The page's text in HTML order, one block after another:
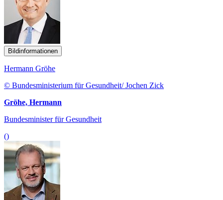
Bildinformationen
Hermann Gröhe
© Bundesministerium für Gesundheit/ Jochen Zick
Gröhe, Hermann
Bundesminister für Gesundheit
()